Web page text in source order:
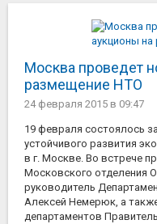
Москва проведет
размещение НТО
24 февраля 2015 в 09:47
19 февраля состоялось
устойчивого развития
в г. Москве. Во встрече
Московского
руководитель
Алексей Немерюк, а
департаментов